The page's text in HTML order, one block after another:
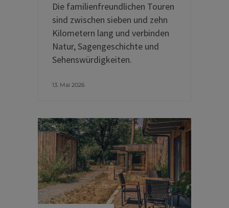
Die familienfreundlichen Touren
sind zwischen sieben und zehn
Kilometern lang und verbinden
Natur, Sagengeschichte und
Sehenswürdigkeiten.
13. Mai 2026